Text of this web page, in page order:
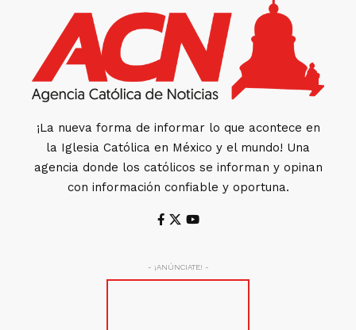
¡La nueva forma de informar lo que acontece en
la Iglesia Católica en México y el mundo! Una
agencia donde los católicos se informan y opinan
con información confiable y oportuna.
- ¡ANÚNCIATE! -